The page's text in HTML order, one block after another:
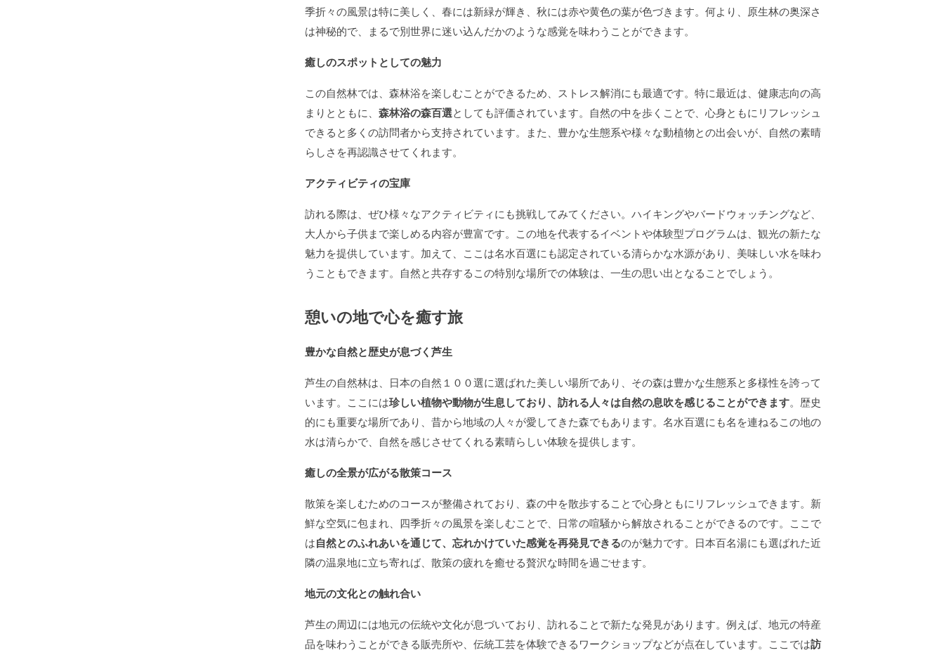
季折々の風景は特に美しく、春には新緑が輝き、秋には赤や黄色の葉が色づきます。何より、原生林の奥深さ
は神秘的で、まるで別世界に迷い込んだかのような感覚を味わうことができます。
癒しのスポットとしての魅力
この自然林では、森林浴を楽しむことができるため、ストレス解消にも最適です。特に最近は、健康志向の高
まりとともに、 森林浴の森百選としても評価されています。自然の中を歩くことで、心身ともにリフレッシュ
できると多くの訪問者から支持されています。また、豊かな生態系や様々な動植物との出会いが、自然の素晴
らしさを再認識させてくれます。
アクティビティの宝庫
訪れる際は、ぜひ様々なアクティビティにも挑戦してみてください。ハイキングやバードウォッチングなど、
大人から子供まで楽しめる内容が豊富です。この地を代表するイベントや体験型プログラムは、観光の新たな
魅力を提供しています。加えて、ここは名水百選にも認定されている清らかな水源があり、美味しい水を味わ
うこともできます。自然と共存するこの特別な場所での体験は、一生の思い出となることでしょう。
憩いの地で心を癒す旅
豊かな自然と歴史が息づく芦生
芦生の自然林は、日本の自然１００選に選ばれた美しい場所であり、その森は豊かな生態系と多様性を誇って
います。ここには珍しい植物や動物が生息しており、訪れる人々は自然の息吹を感じることができます。歴史
的にも重要な場所であり、昔から地域の人々が愛してきた森でもあります。名水百選にも名を連ねるこの地の
水は清らかで、自然を感じさせてくれる素晴らしい体験を提供します。
癒しの全景が広がる散策コース
散策を楽しむためのコースが整備されており、森の中を散歩することで心身ともにリフレッシュできます。新
鮮な空気に包まれ、四季折々の風景を楽しむことで、日常の喧騒から解放されることができるのです。ここで
は自然とのふれあいを通じて、忘れかけていた感覚を再発見できるのが魅力です。日本百名湯にも選ばれた近
隣の温泉地に立ち寄れば、散策の疲れを癒せる贅沢な時間を過ごせます。
地元の文化との触れ合い
芦生の周辺には地元の伝統や文化が息づいており、訪れることで新たな発見があります。例えば、地元の特産
品を味わうことができる販売所や、伝統工芸を体験できるワークショップなどが点在しています。ここでは訪